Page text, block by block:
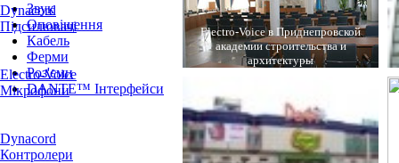
Звук
Оповіщення
Кабель
Ферми
Роз'єми
DANTE™ Інтерфейси
Dynacord
Підсилювачі
Electro-Voice
Мікрофони
Dynacord
Контролери
Electro-Voice в Приднепровской
академии строительства и
архитектуры